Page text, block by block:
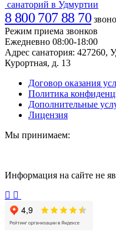
санаторий в Удмуртии
8 800 707 88 70
Режим приема звонков
Ежедневно 08:00-18:00
Адрес санатория: 427260,
Курортная, д. 13
Договор оказания
Политика
Дополнительные
Лицензия
Мы принимаем:
Информация на сайте не